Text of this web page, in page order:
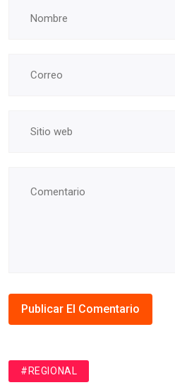
#REGIONAL